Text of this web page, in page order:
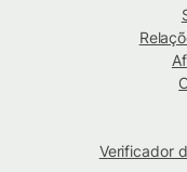
Verificador